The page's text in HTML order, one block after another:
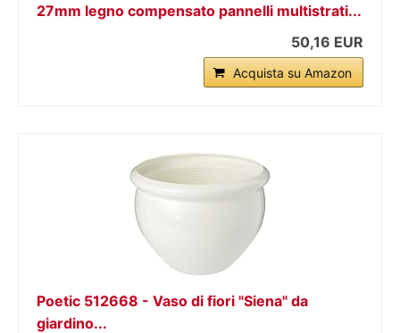
27mm legno compensato pannelli multistrati...
50,16 EUR
Acquista su Amazon
Poetic 512668 - Vaso di fiori "Siena" da
giardino...